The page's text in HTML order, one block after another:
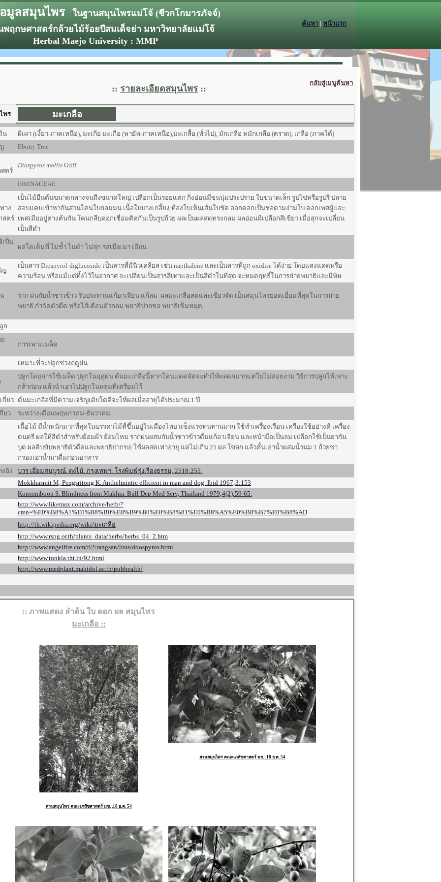
มูลสมุนไพรในฐานสมุนไพรแม่โจ้ (ชีวกโกมารภัจจ์)
พฤกษศาสตร์กล้วยไม้ร้อยปีสมเด็จย่า มหาวิทยาลัยแม่โจ้
Herbal Maejo University : MMP
ค้นหา | หน้าแรก
:: รายละเอียดสมุนไพร ::
กลับสู่เมนูค้นหา
พร มะเกลือ
น
ผีเผา (เงี้ยว-ภาคเหนือ), มะเกีย มะเกือ (พายัพ-ภาคเหนือ),มะเกลื้อ (ทั่วไป), มักเกลือ หมักเกลือ (ตราด), เกลือ (ภาคใต้)
Ebony Tree
สตร์
Diospyros mollis Griff.
EBENACEAE
าง
สตร์
เป็นไม้ยืนต้นขนาดกลางจนถึงขนาดใหญ่ เปลือกเป็นรอยแตก กิ่งอ่อนมีขนนุ่มประปราย ใบขนาดเล็ก รูปไข่หรือรูปรี ปลาย
สอบแคบเข้าหากันส่วนโคนใบกลมมน เนื้อใบบางเกลี้ยง ท้องใบเห็นเส้นใบชัด ออกดอกเป็นช่อตามง่ามใบ ดอกเพศผู้และ
เพศเมียอยู่ต่างต้นกัน โคนกลีบดอกเชื่อมติดกันเป็นรูปถ้วย ผลเป็นผลสดทรงกลม ผลอ่อนมีเปลือกสีเขียว เมื่อสุกจะเปลี่ยน
เป็นสีดำ
เป็น
ผลโตเต็มที่ ไม่ช้ำ ไม่ดำ ไม่สุก รสเบื่อเมา เอียน
ญ
เป็นสาร Diospyrol-diglucoside เป็นสารที่มีนิวเคลียส เช่น napthalene และเป็นสารที่ถูก oxidise ได้ง่าย โดยแสงแดดหรือ
ความร้อน หรือแม้แต่ทิ้งไว้ในอากาศ จะเปลี่ยนเป็นสารสีเทาและเป็นสีดำในที่สุด จะหมดฤทธิ์ในการถ่ายพยาธิและมีพิษ
ราก ฝนกับน้ำซาวข้าว รับประทานแก้อาเจียน แก้ลม ผลมะเกลือสดและเขียวจัด เป็นสมุนไพรยอดเยี่ยมที่สุดในการถ่าย
พยาธิ กำจัดตัวตืด หรือไส้เดือนตัวกลม พยาธิปากขอ พยาธิเข็มหมุด
ก
การเพาะเมล็ด
เหมาะที่จะปลูกช่วงฤดูฝน
ปลูกโดยการใช้เมล็ด ปลูกในฤดูฝน ต้นมะเกลือนี้หากโดนแดดจัดจะทำให้ผลดกมากแต่ใบไม่ค่อยงาม วิธีการปลูกให้เพาะ
กล้าก่อน แล้วนำเอาไปปลูกในหลุมที่เตรียมไว้
กี่ยว
ต้นมะเกลือที่มีความเจริญเติบโตดีจะให้ผลเมื่ออายุได้ประมาณ 1 ปี
ยว
ระหว่างเดือนพฤษภาคม-ธันวาคม
เนื้อไม้ มีน้ำหนักมากที่สุดในบรรดาไม้ที่ขึ้นอยู่ในเมืองไทย แข็งแรงทนทานมาก ใช้ทำเครื่องเรือน เครื่องใช้อย่างดี เครื่อง
ดนตรี ผลให้สีดำสำหรับย้อมผ้า ย้อมไหม รากฝนผสมกับน้ำซาวข้าวดื่มแก้อาเจียน และหน้ามือเป็นลม เปลือกใช้เป็นยากัน
บูด ผลดิบขับพยาธิตัวตืดและพยาธิปากขอ ใช้ผลสดเท่าอายุ แต่ไม่เกิน 25 ผล โขลก แล้วคั้นเอาน้ำผสมน้ำนม 1 ถ้วยชา
กรองเอาน้ำมาดื่มก่อนอาหาร
อิง
บวร เอี่ยมสมบูรณ์. ดงไม้. กรุงเทพฯ: โรงพิมพ์รุ่งเรืองธรรม, 2518:255.
Mokkhasmit M, Pengsritong K. Anthelmintic efficient in man and dog. Ibid 1967;3:153
Konsomboon S. Blindness from Maklua. Bull Dep Med Serv, Thailand 1979;4(2):59-65.
http://www.likemax.com/archive/herb/?
cmn=%E0%B8%A1%E0%B8%B0%E0%B9%80%E0%B8%81%E0%B8%A5%E0%B8%B7%E0%B8%AD
http://th.wikipedia.org/wiki/มะเกลือ
http://www.rspg.or.th/plants_data/herbs/herbs_04_2.htm
http://www.angelfire.com/ri2/rangsan/lists/doospyros.html
http://www.tonkla.tht.in/92.html
http://www.medplant.mahidol.ac.th/pubhealth/
:: ภาพแสดง ลำต้น ใบ ดอก ผล สมุนไพร
มะเกลือ ::
สวนสมุนไพร คณะเภสัชศาสตร์ มช. ,18 ธ.ค. 54
สวนสมุนไพร คณะเภสัชศาสตร์ มช. ,18 ธ.ค. 54